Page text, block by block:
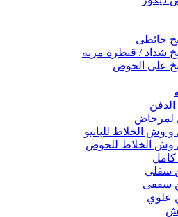
حائطى
شداد / قنطرة مرنة
على الحوض
لمرحاض
وش الخلاط للبانيو
الخلاط للحوض
سفلي
سقفى
علوي